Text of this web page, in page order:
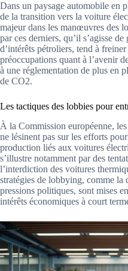
Dans un paysage automobile en
de la transition vers la voiture
majeur dans les manœuvres des
par ces derniers, qu’il s’agisse
d’intérêts pétroliers, tend à
préoccupations quant à l’avenir
à une réglementation de plus en
de CO2.
Les tactiques des lobbies pour
À la Commission européenne,
ne lésinent pas sur les efforts
production liés aux voitures
s’illustre notamment par des
l’interdiction des voitures
stratégies de lobbying, comme la
pressions politiques, sont mises
intérêts économiques à court